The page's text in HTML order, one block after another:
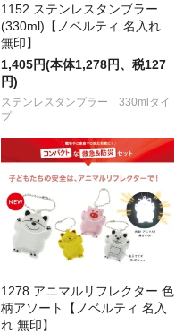
1152 ステンレスタンブラー
(330ml)【ノベルティ 名入れ
無印】
1,405円(本体1,278円、税127
円)
ステンレスタンブラー 330mlタイ
プ
1278 アニマルリフレクター 色
柄アソート【ノベルティ 名入
れ 無印】